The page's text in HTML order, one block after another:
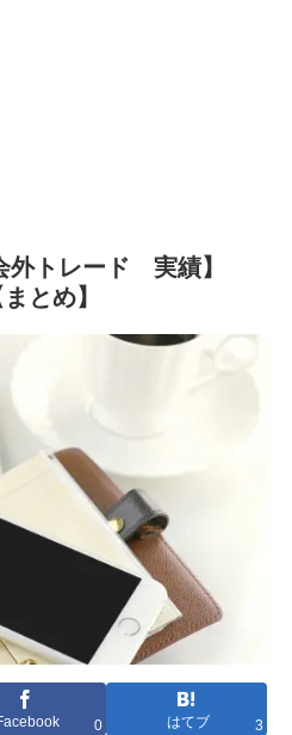
外トレード 実績】
とめ】
0 はてブ 3